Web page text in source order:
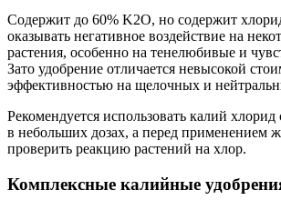
Содержит до 60% K2O, но содержит
оказывать негативное воздействие на
растения, особенно на тенелюбивые и
Зато удобрение отличается невысокой
эффективностью на щелочных и
Рекомендуется использовать калий
в небольших дозах, а перед применением
проверить реакцию растений на хлор.
Комплексные калийные